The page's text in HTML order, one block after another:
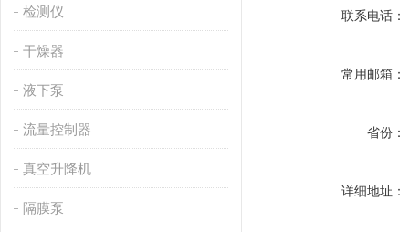
检测仪
干燥器
液下泵
流量控制器
真空升降机
隔膜泵
联系电话：
常用邮箱：
省份：
详细地址：